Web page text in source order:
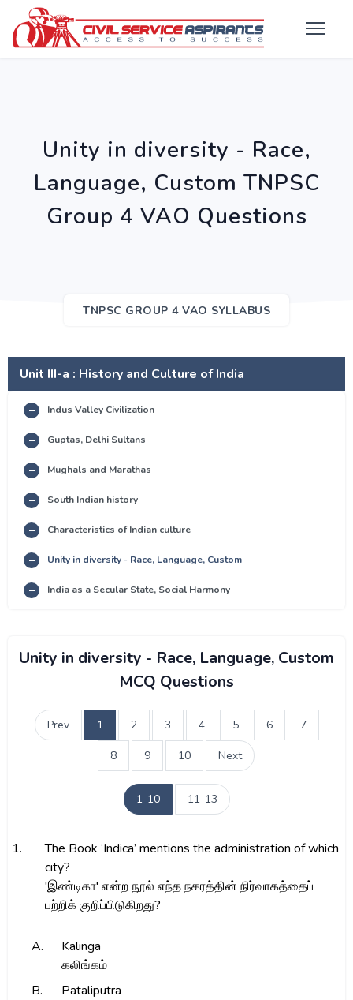
Unity in diversity - Race,
Language, Custom TNPSC
Group 4 VAO Questions
TNPSC GROUP 4 VAO SYLLABUS
Unit III-a : History and Culture of India
Indus Valley Civilization
Guptas, Delhi Sultans
Mughals and Marathas
South Indian history
Characteristics of Indian culture
Unity in diversity - Race, Language, Custom
India as a Secular State, Social Harmony
Unity in diversity - Race, Language, Custom
MCQ Questions
Prev 1 2 3 4 5 6 7
8 9 10 Next
1-10 11-13
1.
The Book ‘Indica’ mentions the administration of which
city?
'இண்டிகா' என்ற நூல் எந்த நகரத்தின் நிர்வாகத்தைப்
பற்றிக் குறிப்பிடுகிறது?
A.
Kalinga
கலிங்கம்
B.
Pataliputra